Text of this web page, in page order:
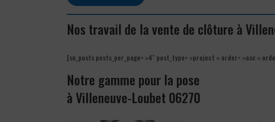
Nos travail de la vente de clôture à
[su_posts posts_per_page= »4″ post_type= »project » order= »asc »
Notre gamme pour la pose
à Villeneuve-Loubet 06270